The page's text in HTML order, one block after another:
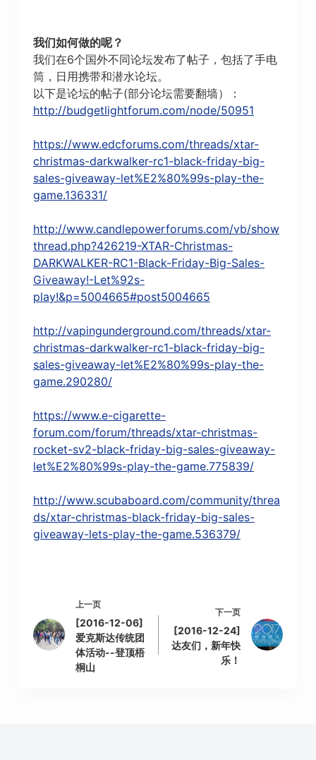
我们如何做的呢？
我们在6个国外不同论坛发布了帖子，包括了手电
筒，日用携带和潜水论坛。
以下是论坛的帖子(部分论坛需要翻墙）：
http://budgetlightforum.com/node/50951
https://www.edcforums.com/threads/xtar-
christmas-darkwalker-rc1-black-friday-big-
sales-giveaway-let%E2%80%99s-play-the-
game.136331/
http://www.candlepowerforums.com/vb/show
thread.php?426219-XTAR-Christmas-
DARKWALKER-RC1-Black-Friday-Big-Sales-
Giveaway!-Let%92s-
play!&p=5004665#post5004665
http://vapingunderground.com/threads/xtar-
christmas-darkwalker-rc1-black-friday-big-
sales-giveaway-let%E2%80%99s-play-the-
game.290280/
https://www.e-cigarette-
forum.com/forum/threads/xtar-christmas-
rocket-sv2-black-friday-big-sales-giveaway-
let%E2%80%99s-play-the-game.775839/
http://www.scubaboard.com/community/threa
ds/xtar-christmas-black-friday-big-sales-
giveaway-lets-play-the-game.536379/
上一页
[2016-12-06]
爱克斯达传统团
体活动--登顶梧
桐山
下一页
[2016-12-24]
达友们，新年快
乐！